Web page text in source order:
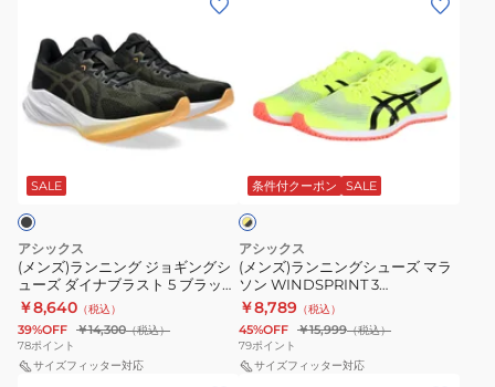
ジ
ョ
ク
ッ
シ
ョ
ン
性
1011C050.005
ニ
ー
カ
ー
ス
ポ
ー
ツ
S4
フ
ラ
ュ
オ
レ
ン
ジ
1013A129.600
ス
ニ
ソ
RACER
1093A233.750
ズ)
ラ
ン
ニ
グ
ジ
ョ
ギ
ン
グ
シ
ュ
SALE
アシックス
(メンズ)ランニング ジョギングシ
ューズ ダイナブラスト 5 ブラック
1011B983.001
￥8,640 （税込）
39%OFF ￥14,300（税込）
78ポイント
サイズフィッター対応
ン
グ
シ
ュ
ー
ズ
マ
ラ
ソ
条件付クーポン SALE
イ
ブ
ラ
ッ
ク
アシックス
(メンズ)ランニングシューズ マラ
ソン WINDSPRINT 3
1093A208.750
￥8,789 （税込）
45%OFF ￥15,999（税込）
79ポイント
サイズフィッター対応